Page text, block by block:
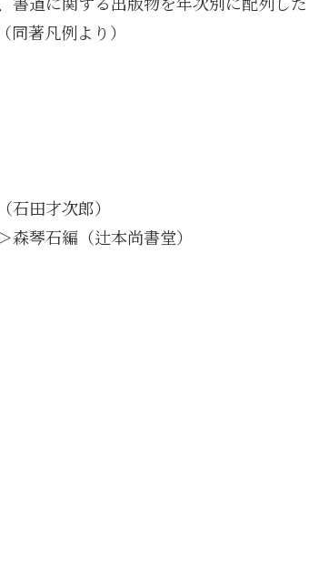
著凡例より）
田才次郎）
琴石編（辻本尚書堂）